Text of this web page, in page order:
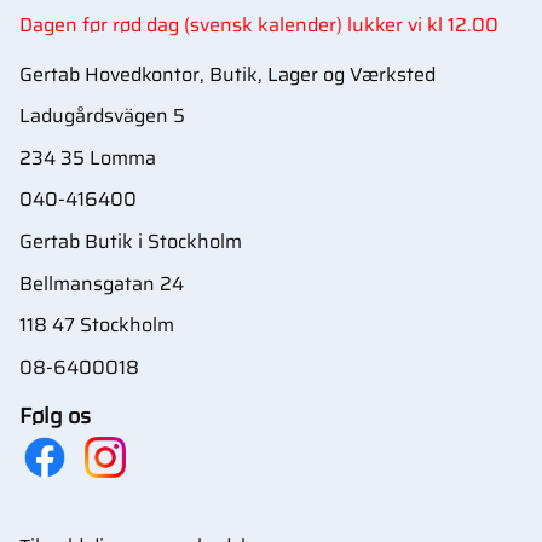
Dagen før rød dag (svensk kalender) lukker vi kl 12.00
Gertab Hovedkontor, Butik, Lager og Værksted
Ladugårdsvägen 5
234 35 Lomma
040-416400
Gertab Butik i Stockholm
Bellmansgatan 24
118 47 Stockholm
08-6400018
Følg os